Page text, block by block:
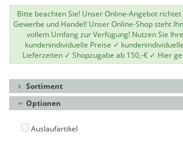
Bitte beachten Sie! Unser Online-Angebot
Gewerbe und Handel! Unser Online-Shop steht
vollem Umfang zur Verfügung! Nutzen Sie
kundenindividuelle Preise ✓
Lieferzeiten ✓ Shopzugabe ab 150,-€ ✓ Hier
Sortiment
Optionen
Auslaufartikel